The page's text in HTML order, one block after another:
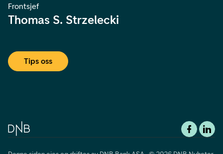
Frontsjef
Thomas S. Strzelecki
Tips oss